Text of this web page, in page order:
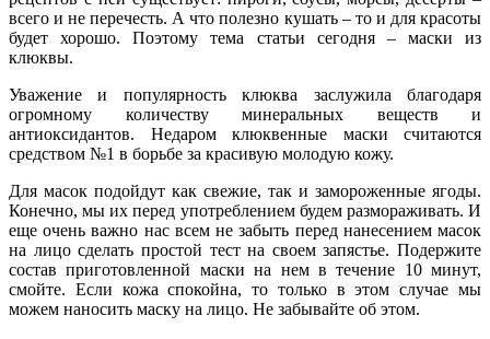
всего и не перечесть. А что полезно кушать – то и для красоты
будет хорошо. Поэтому тема статьи сегодня – маски из
клюквы.
Уважение и популярность клюква заслужила благодаря
огромному количеству минеральных веществ и
антиоксидантов. Недаром клюквенные маски считаются
средством №1 в борьбе за красивую молодую кожу.
Для масок подойдут как свежие, так и замороженные ягоды.
Конечно, мы их перед употреблением будем размораживать. И
еще очень важно нас всем не забыть перед нанесением масок
на лицо сделать простой тест на своем запястье. Подержите
состав приготовленной маски на нем в течение 10 минут,
смойте. Если кожа спокойна, то только в этом случае мы
можем наносить маску на лицо. Не забывайте об этом.